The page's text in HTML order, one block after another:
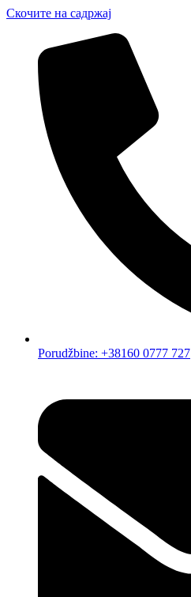
Скочите на садржај
Porudžbine: +38160 0777 727